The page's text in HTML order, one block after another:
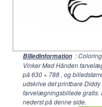
Billedinformation :
Vinker Med Hånden
på630 × 788 , og
udskrive det printbare
farvelægningsbillede gratis.
nederst på denne side.